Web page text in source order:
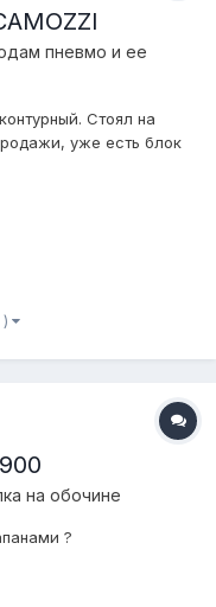
пневмо и ее
Стоял на
уже есть блок
на обочине
?